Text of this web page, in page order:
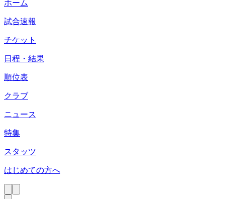
ホーム
試合速報
チケット
日程・結果
順位表
クラブ
ニュース
特集
スタッツ
はじめての方へ